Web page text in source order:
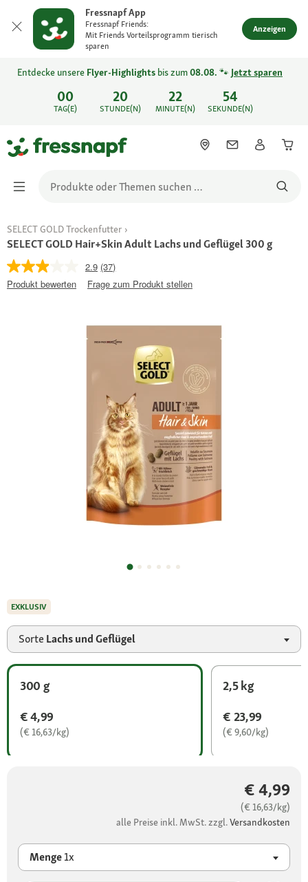
Fressnapf App
Fressnapf Friends:
Mit Friends Vorteilsprogramm tierisch
sparen
Anzeigen
00
TAG(E)
20
STUNDE(N)
22
MINUTE(N)
54
SEKUNDE(N)
Entdecke unsere Flyer-Highlights bis zum08.08. 🐾 Jetzt sparen
SELECT GOLD Trockenfutter
SELECT GOLD Hair+Skin Adult Lachs und Geflügel 300 g
2.9 (37)
Produkt bewerten
Frage zum Produkt stellen
Sorte Lachs und Geflügel
300 g
€ 4,99
(€ 16,63/kg)
2,5 kg
€ 23,99
(€ 9,60/kg)
€ 4,99
(€ 16,63/kg)
alle Preise inkl. MwSt. zzgl.Versandkosten
Menge1x
EXKLUSIV